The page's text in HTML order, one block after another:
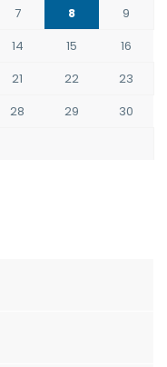
7 8
9
14 15
16
21 22
23
28 29
30